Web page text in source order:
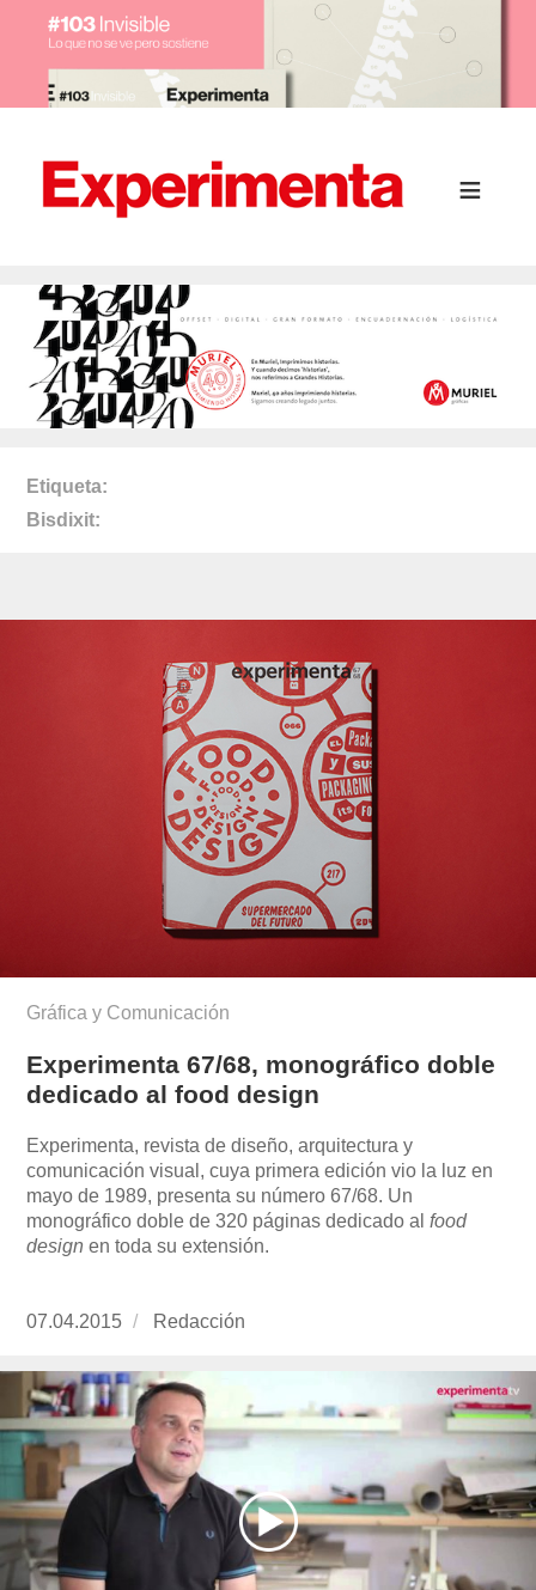
Etiqueta
Bisdixit
Gráfica y Comunicación
Experimenta 67/68, monográfico doble
dedicado al food design
Experimenta, revista de diseño, arquitectura y
comunicación visual, cuya primera edición vio la luz en
mayo de 1989, presenta su número 67/68. Un
monográfico doble de 320 páginas dedicado alfood
design en toda su extensión.
Publicado
07.04.2015 https://www.experimenta.es/author/redaccion/
Redacción